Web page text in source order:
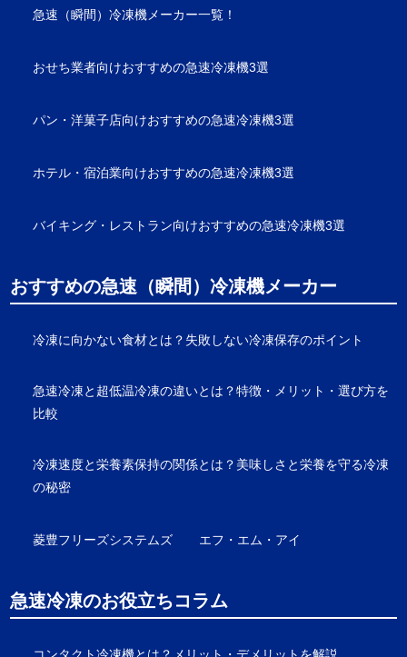
急速（瞬間）冷凍機メーカー一覧！
おせち業者向けおすすめの急速冷凍機3選
パン・洋菓子店向けおすすめの急速冷凍機3選
ホテル・宿泊業向けおすすめの急速冷凍機3選
バイキング・レストラン向けおすすめの急速冷凍機3選
おすすめの急速（瞬間）冷凍機メーカー
冷凍に向かない食材とは？失敗しない冷凍保存のポイント
急速冷凍と超低温冷凍の違いとは？特徴・メリット・選び方を
比較
冷凍速度と栄養素保持の関係とは？美味しさと栄養を守る冷凍
の秘密
菱豊フリーズシステムズ エフ・エム・アイ
急速冷凍のお役立ちコラム